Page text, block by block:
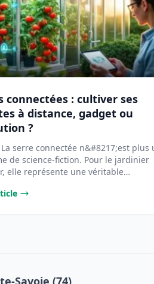
connectées : cultiver ses
à distance, gadget ou
?
serre connectée n&#8217;est plus
de science-fiction. Pour le jardinier
elle représente une véritable
Savoie (74)